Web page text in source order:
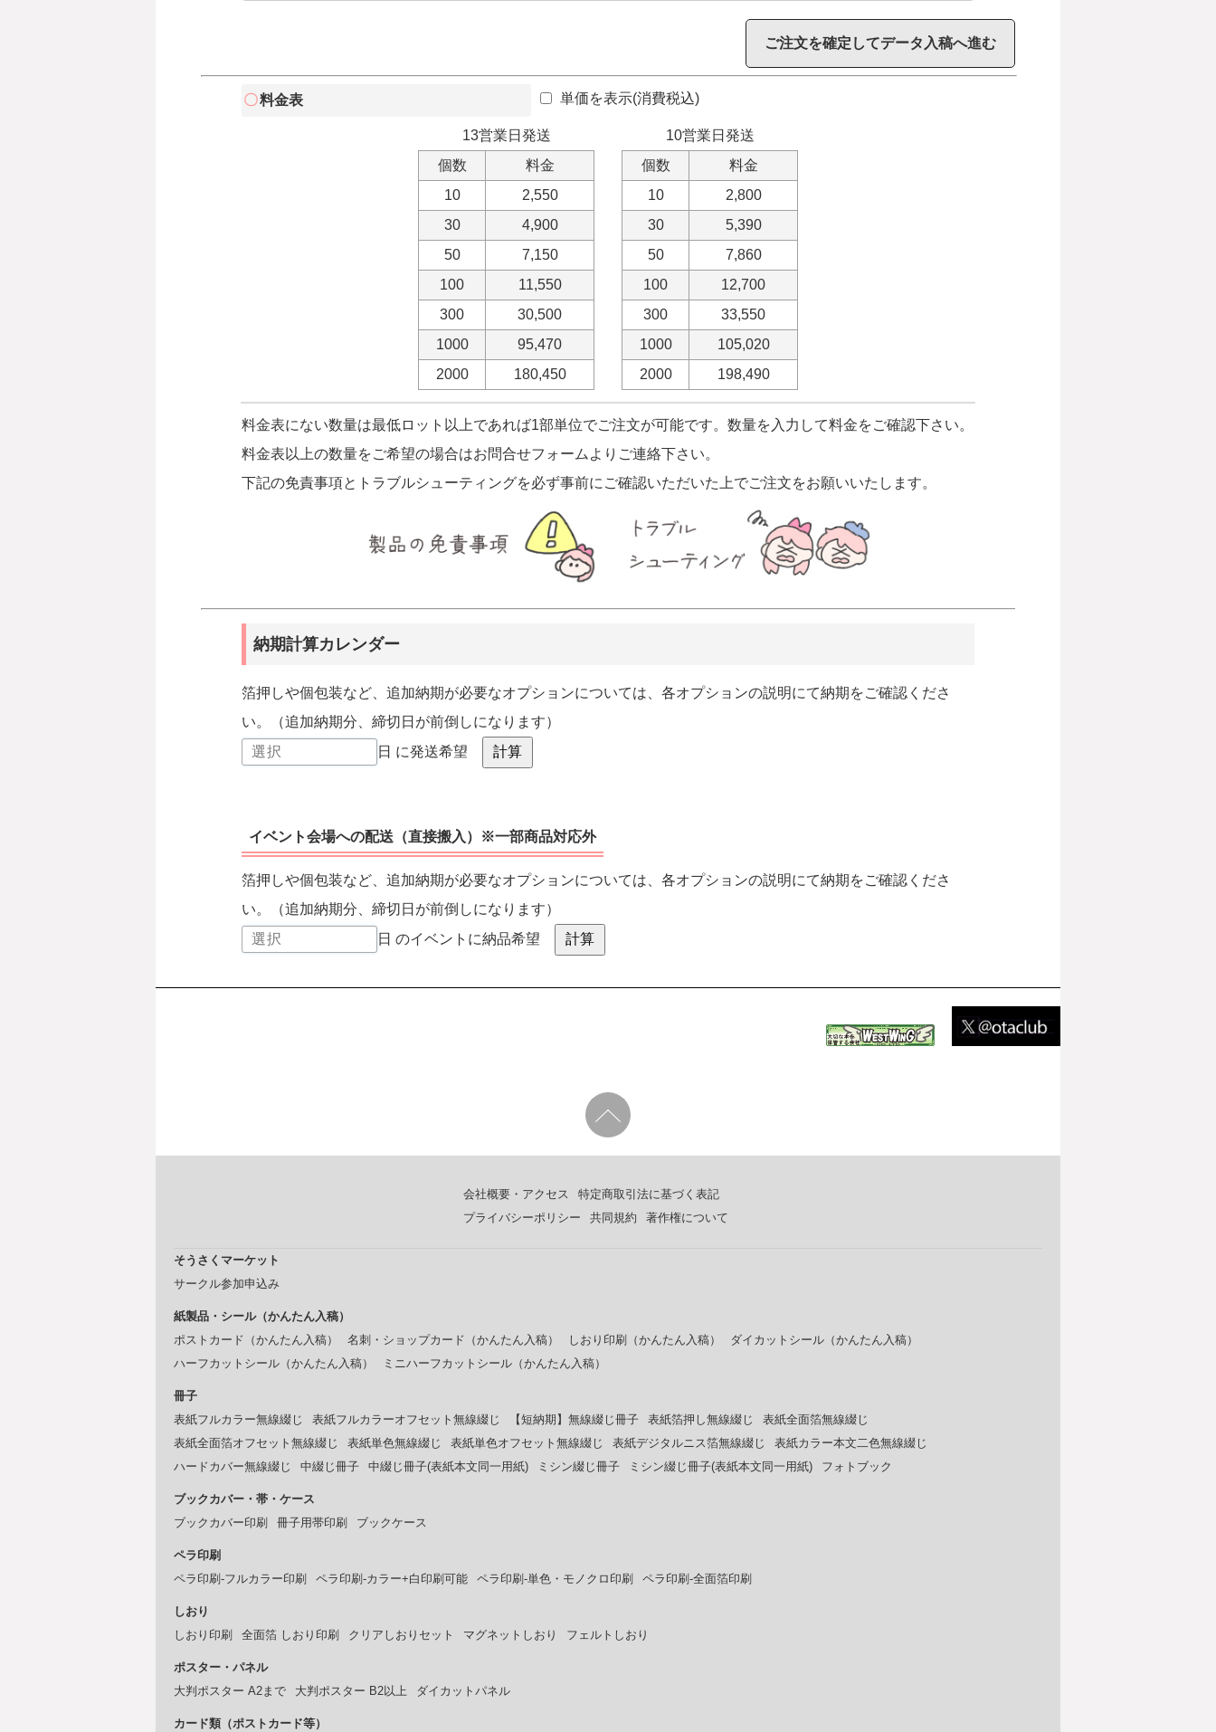
ご注文を確定してデータ入稿へ進む
料金表 単価を表示(消費税込)
13営業日発送
個数
料金
10
2,550
30
4,900
50
7,150
100
11,550
300
30,500
1000
95,470
2000
180,450
10営業日発送
個数
料金
10
2,800
30
5,390
50
7,860
100
12,700
300
33,550
1000
105,020
2000
198,490
料金表にない数量は最低ロット以上であれば1部単位でご注文が可能です。数量を入力して料金をご確認下さい。
料金表以上の数量をご希望の場合はお問合せフォームよりご連絡下さい。
下記の免責事項とトラブルシューティングを必ず事前にご確認いただいた上でご注文をお願いいたします。
納期計算カレンダー
箔押しや個包装など、追加納期が必要なオプションについては、各オプションの説明にて納期をご確認くださ
い。（追加納期分、締切日が前倒しになります）
日 に発送希望
イベント会場への配送（直接搬入）※一部商品対応外
箔押しや個包装など、追加納期が必要なオプションについては、各オプションの説明にて納期をご確認くださ
い。（追加納期分、締切日が前倒しになります）
日 のイベントに納品希望
会社概要・アクセス
特定商取引法に基づく表記
プライバシーポリシー
共同規約 著作権について
そうさくマーケット
サークル参加申込み
紙製品・シール（かんたん入稿）
ポストカード（かんたん入稿）
名刺・ショップカード（かんたん入稿） しおり印刷（かんたん入稿）
ダイカットシール（かんたん入稿）
ハーフカットシール（かんたん入稿）
ミニハーフカットシール（かんたん入稿）
冊子
表紙フルカラー無線綴じ
表紙フルカラーオフセット無線綴じ 【短納期】無線綴じ冊子 表紙箔押し無線綴じ
表紙全面箔無線綴じ
表紙全面箔オフセット無線綴じ
表紙単色無線綴じ 表紙単色オフセット無線綴じ 表紙デジタルニス箔無線綴じ
表紙カラー本文二色無線綴じ
ハードカバー無線綴じ
中綴じ冊子 中綴じ冊子(表紙本文同一用紙) ミシン綴じ冊子 ミシン綴じ冊子(表紙本文同一用紙) フォトブック
ブックカバー・帯・ケース
ブックカバー印刷
冊子用帯印刷 ブックケース
ペラ印刷
ペラ印刷-フルカラー印刷
ペラ印刷-カラー+白印刷可能 ペラ印刷-単色・モノクロ印刷 ペラ印刷-全面箔印刷
しおり
しおり印刷
全面箔 しおり印刷 クリアしおりセット マグネットしおり フェルトしおり
ポスター・パネル
大判ポスター A2まで
大判ポスター B2以上 ダイカットパネル
カード類（ポストカード等）